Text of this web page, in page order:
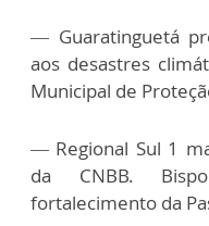
— Guaratinguetá
aos desastres
Municipal de
— Regional Sul 1
da CNBB.
fortalecimento da